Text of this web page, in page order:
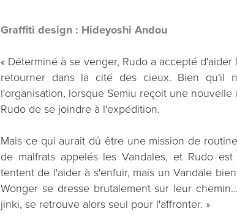
Graffiti design : Hideyoshi Andou
« Déterminé à se venger, Rudo a accepté
retourner dans la cité des cieux. Bien qu'il
l'organisation, lorsque Semiu reçoit une
Rudo de se joindre à l'expédition.
Mais ce qui aurait dû être une mission de
de malfrats appelés les Vandales, et Rudo
tentent de l'aider à s'enfuir, mais un Vandale
Wonger se dresse brutalement sur leur
jinki, se retrouve alors seul pour l'affronter. »